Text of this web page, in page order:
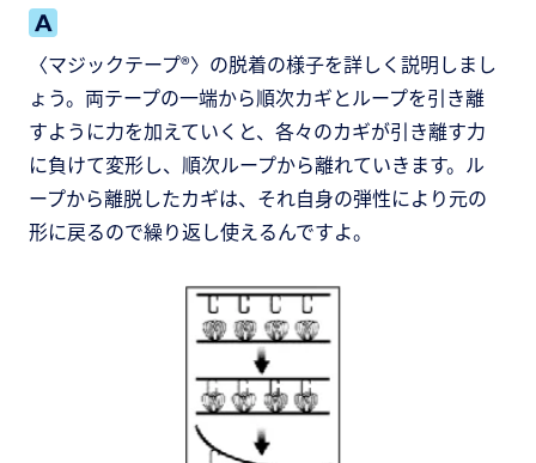
〈マジックテープ®〉の脱着の様子を詳しく説明しまし
ょう。両テープの一端から順次カギとループを引き離
すように力を加えていくと、各々のカギが引き離す力
に負けて変形し、順次ループから離れていきます。ル
ープから離脱したカギは、それ自身の弾性により元の
形に戻るので繰り返し使えるんですよ。